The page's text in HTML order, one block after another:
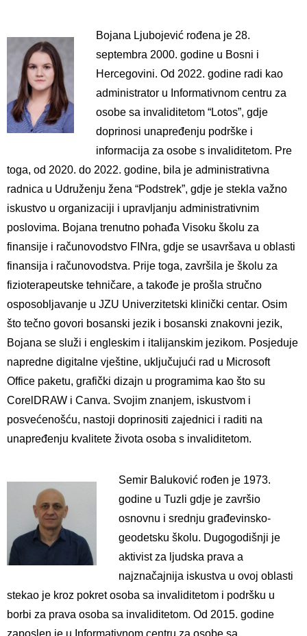
Bojana Ljubojević rođena je 28.
septembra 2000. godine u Bosni i
Hercegovini. Od 2022. godine radi kao
administrator u Informativnom centru za
osobe sa invaliditetom “Lotos”, gdje
doprinosi unapređenju podrške i
informacija za osobe s invaliditetom. Pre
toga, od 2020. do 2022. godine, bila je administrativna
radnica u Udruženju žena “Podstrek”, gdje je stekla važno
iskustvo u organizaciji i upravljanju administrativnim
poslovima. Bojana trenutno pohađa Visoku školu za
finansije i računovodstvo FINra, gdje se usavršava u oblasti
finansija i računovodstva. Prije toga, završila je školu za
fizioterapeutske tehničare, a takođe je prošla stručno
osposobljavanje u JZU Univerzitetski klinički centar. Osim
što tečno govori bosanski jezik i bosanski znakovni jezik,
Bojana se služi i engleskim i italijanskim jezikom. Posjeduje
napredne digitalne vještine, uključujući rad u Microsoft
Office paketu, grafički dizajn u programima kao što su
CorelDRAW i Canva. Svojim znanjem, iskustvom i
posvećenošću, nastoji doprinositi zajednici i raditi na
unapređenju kvalitete života osoba s invaliditetom.
Semir Baluković rođen je 1973.
godine u Tuzli gdje je završio
osnovnu i srednju građevinsko-
geodetsku školu. Dugogodišnji je
aktivist za ljudska prava a
najznačajnija iskustva u ovoj oblasti
stekao je kroz pokret osoba sa invaliditetom i podršku u
borbi za prava osoba sa invaliditetom. Od 2015. godine